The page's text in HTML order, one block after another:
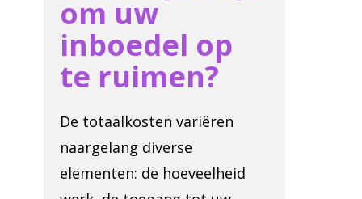
om uw
inboedel op
te ruimen?
De totaalkosten variëren
naargelang diverse
elementen: de hoeveelheid